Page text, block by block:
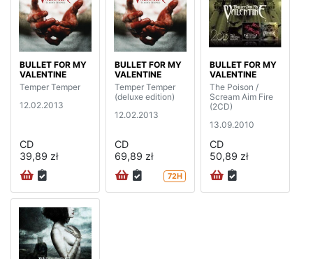
BULLET FOR MY
VALENTINE
Temper Temper
12.02.2013
CD
39,89 zł
BULLET FOR MY
VALENTINE
Temper Temper
(deluxe edition)
12.02.2013
CD
69,89 zł
72H
BULLET FOR MY
VALENTINE
The Poison /
Scream Aim Fire
(2CD)
13.09.2010
CD
50,89 zł